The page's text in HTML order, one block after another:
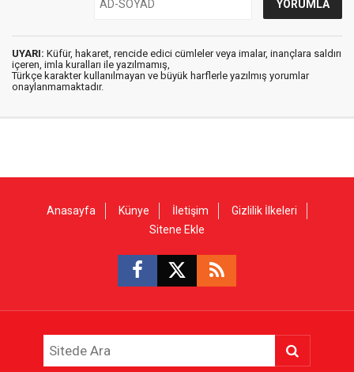
UYARI: Küfür, hakaret, rencide edici cümleler veya imalar, inançlara saldırı
içeren, imla kuralları ile yazılmamış,
Türkçe karakter kullanılmayan ve büyük harflerle yazılmış yorumlar
onaylanmamaktadır.
Anasayfa Künye İletişim
Gizlilik İlkeleri
Sitene Ekle